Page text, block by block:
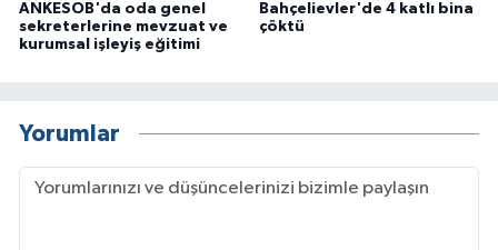
ANKESOB'da oda genel
sekreterlerine mevzuat ve
kurumsal işleyiş eğitimi
Bahçelievler'de 4 katlı bina
çöktü
Yorumlar